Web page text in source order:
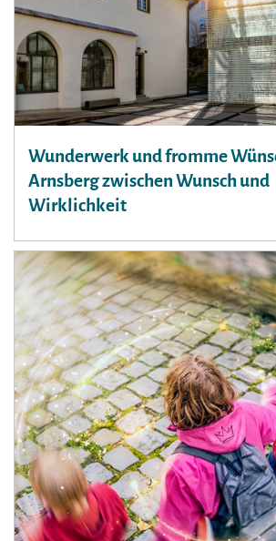
Wunderwerk und fromme
Arnsberg zwischen Wunsch und
Wirklichkeit